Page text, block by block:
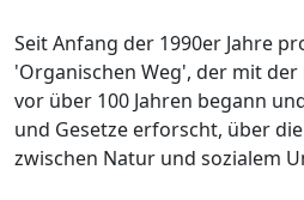
Seit Anfang der 1990er Jahre
'Organischen Weg', der mit
vor über 100 Jahren begann
und Gesetze erforscht, über
zwischen Natur und sozialem